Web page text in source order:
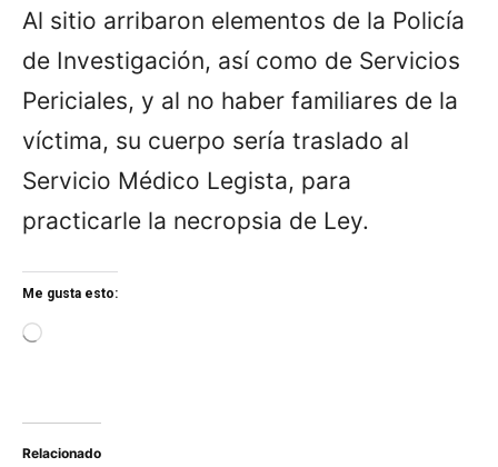
Al sitio arribaron elementos de la Policía
de Investigación, así como de Servicios
Periciales, y al no haber familiares de la
víctima, su cuerpo sería traslado al
Servicio Médico Legista, para
practicarle la necropsia de Ley.
Me gusta esto:
g
Relacionado